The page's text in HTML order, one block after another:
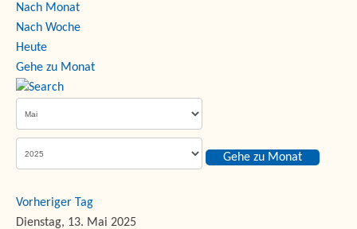
Nach Monat
Nach Woche
Heute
Gehe zu Monat
Gehe zu Monat
Vorheriger Tag
Dienstag, 13. Mai 2025